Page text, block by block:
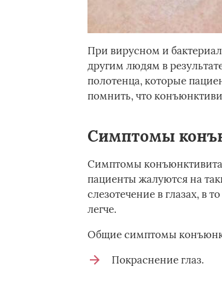
При вирусном и
другим людям в
полотенца, которые
помнить, что
Симптомы
Симптомы конъюнктивита
пациенты жалуются на
слезотечение в глазах, в
легче.
Общие симптомы
Покраснение глаз.